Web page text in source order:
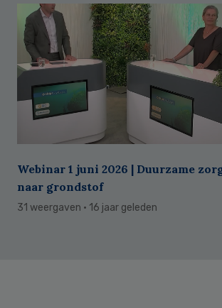
Webinar 1 juni 2026 | Duurzame
naar grondstof
31 weergaven · 16 jaar geleden